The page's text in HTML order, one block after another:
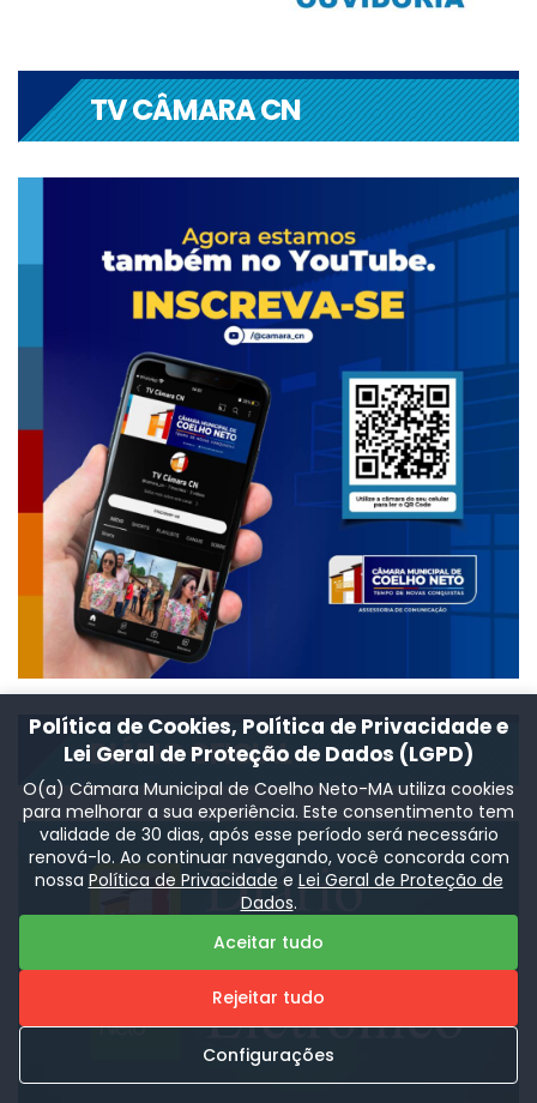
TV CÂMARA CN
DIÁRIO OFICIAL
Política de Cookies, Política de Privacidade e
Lei Geral de Proteção de Dados (LGPD)
O(a) Câmara Municipal de Coelho Neto-MA utiliza cookies
para melhorar a sua experiência. Este consentimento tem
validade de 30 dias, após esse período será necessário
renová-lo. Ao continuar navegando, você concorda com
nossa Política de Privacidade e Lei Geral de Proteção de
Dados.
Aceitar tudo
Rejeitar tudo
Configurações